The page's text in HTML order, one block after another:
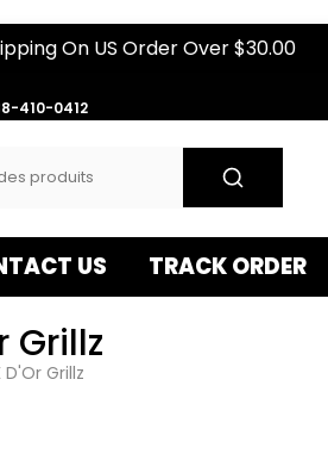
On US Order Over $30.00
410-0412
US TRACK ORDER
Grillz
D'Or Grillz